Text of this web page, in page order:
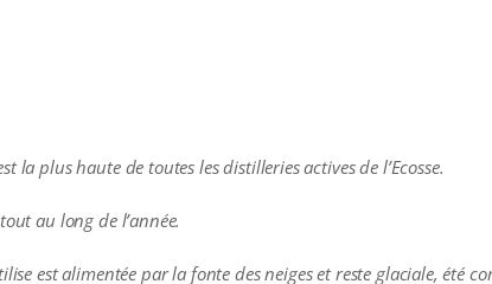
la plus haute de toutes les distilleries actives de l’Ecosse.
au long de l’année.
est alimentée par la fonte des neiges et reste glaciale, été